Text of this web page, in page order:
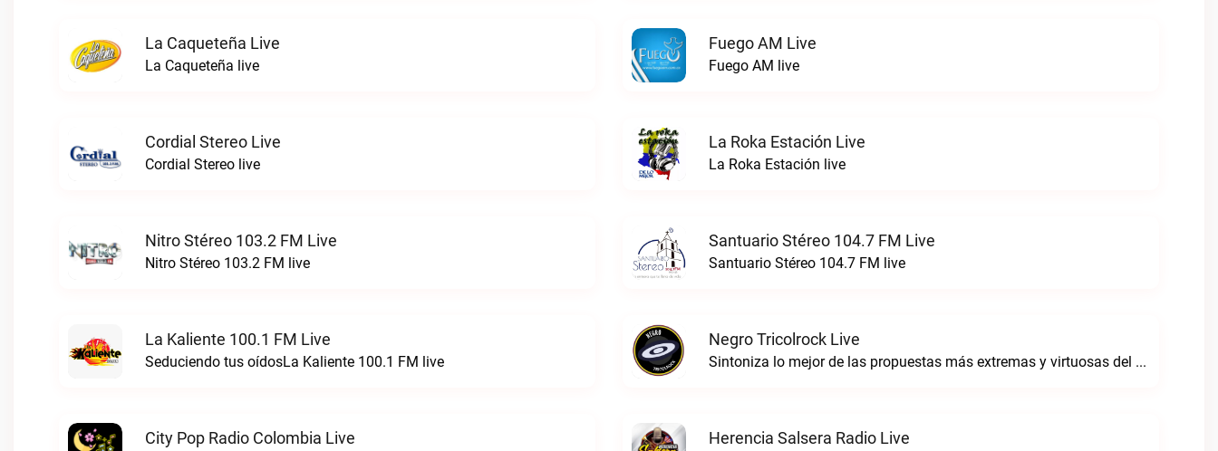
La Caqueteña Live
La Caqueteña live
Fuego AM Live
Fuego AM live
Cordial Stereo Live
Cordial Stereo live
La Roka Estación Live
La Roka Estación live
Nitro Stéreo 103.2 FM Live
Nitro Stéreo 103.2 FM live
Santuario Stéreo 104.7 FM Live
Santuario Stéreo 104.7 FM live
La Kaliente 100.1 FM Live
Seduciendo tus oídosLa Kaliente 100.1 FM live
Negro Tricolrock Live
Sintoniza lo mejor de las propuestas más extremas y virtuosas del metal colombianoNegro Tricolrock live
City Pop Radio Colombia Live Herencia Salsera Radio Live